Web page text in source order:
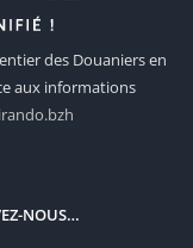
des Douaniers en
aux informations
NOUS…